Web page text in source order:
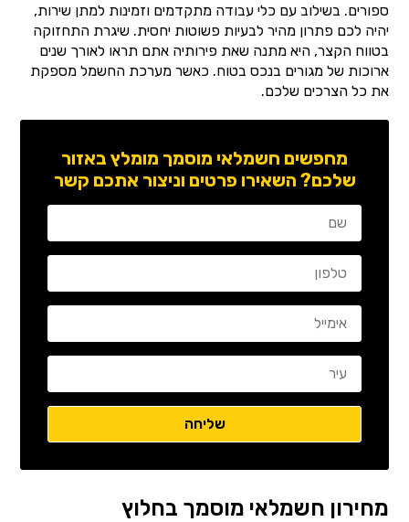
ספורים. בשילוב עם כלי עבודה מתקדמים וזמינות למתן שירות,
יהיה לכם פתרון מהיר לבעיות פשוטות יחסית. שיגרת התחזוקה
בטווח הקצר, היא מתנה שאת פירותיה אתם תראו לאורך שנים
ארוכות של מגורים בנכס בטוח. כאשר מערכת החשמל מספקת
את כל הצרכים שלכם.
מחפשים חשמלאי מוסמך מומלץ באזור
שלכם? השאירו פרטים וניצור אתכם קשר
מחירון חשמלאי מוסמך בחלוץ